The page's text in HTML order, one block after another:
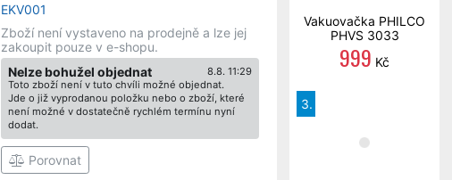
EKV001
Zboží není vystaveno na prodejně a lze jej
zakoupit pouze v e-shopu.
8.8. 11:29
Nelze bohužel objednat
Toto zboží není v tuto chvíli možné objednat.
Jde o již vyprodanou položku nebo o zboží, které
není možné v dostatečně rychlém termínu nyní
dodat.
Porovnat
Vakuovačka PHILCO
PHVS 3033
999 Kč
3.